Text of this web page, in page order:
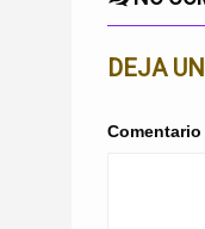
DEJA
Comentario